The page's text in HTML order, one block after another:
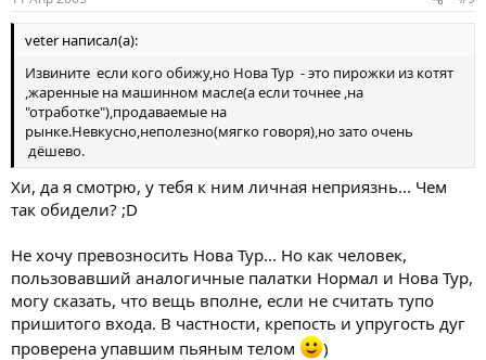
veter написал(а):
Извините если кого обижу,но Нова Тур - это пирожки из котят
,жаренные на машинном масле(а если точнее ,на
"отработке"),продаваемые на
рынке.Невкусно,неполезно(мягко говоря),но зато очень
дёшево.
Хи, да я смотрю, у тебя к ним личная неприязнь... Чем
так обидели? ;D
Не хочу превозносить Нова Тур... Но как человек,
пользовавший аналогичные палатки Нормал и Нова Тур,
могу сказать, что вещь вполне, если не считать тупо
пришитого входа. В частности, крепость и упругость дуг
проверена упавшим пьяным телом
)